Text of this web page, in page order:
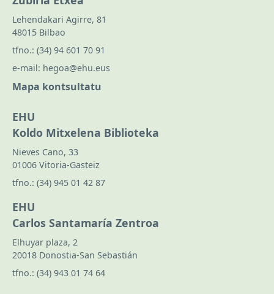
Lehendakari Agirre, 81
48015 Bilbao
tfno.: (34) 94 601 70 91
e-mail: hegoa@ehu.eus
Mapa kontsultatu
EHU
Koldo Mitxelena Biblioteka
Nieves Cano, 33
01006 Vitoria-Gasteiz
tfno.: (34) 945 01 42 87
EHU
Carlos Santamaría Zentroa
Elhuyar plaza, 2
20018 Donostia-San Sebastián
tfno.: (34) 943 01 74 64